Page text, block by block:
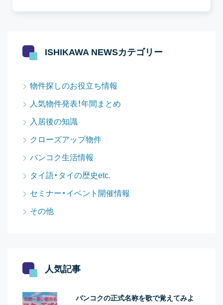
ISHIKAWA NEWSカテゴリー
物件探しのお役立ち情報
人気物件発表！年間まとめ
入居後の知識
クローズアップ物件
バンコク生活情報
タイ語・タイの歴史etc.
セミナー・イベント開催情報
その他
人気記事
バンコクの正式名称を歌で覚えてみよ